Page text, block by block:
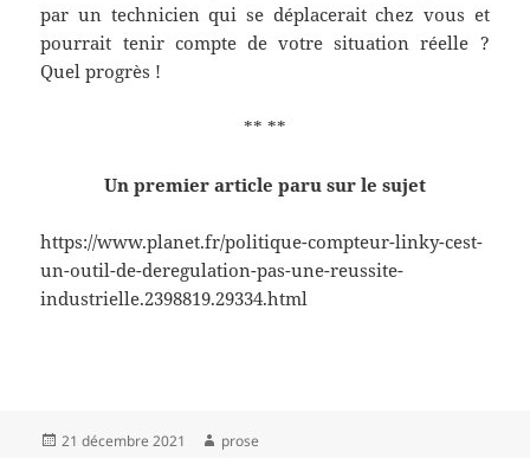
par un technicien qui se déplacerait chez vous et
pourrait tenir compte de votre situation réelle ?
Quel progrès !
** **
Un premier article paru sur le sujet
https://www.planet.fr/politique-compteur-linky-cest-
un-outil-de-deregulation-pas-une-reussite-
industrielle.2398819.29334.html
Publié
21 décembre 2021 Auteur
prose